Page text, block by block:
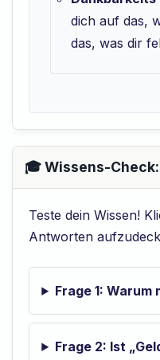
dich auf das,
das, was dir
🎓 Wissens-
Teste dein Wissen!
Antworten
Frage 1: Warum
Frage 2: Ist